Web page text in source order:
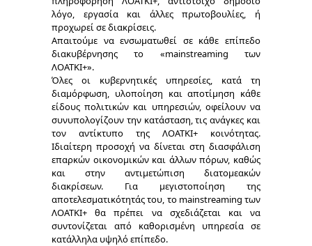
λόγο, εργασία και άλλες πρωτοβουλίες, ή
προχωρεί σε διακρίσεις.
Απαιτούμε να ενσωματωθεί σε κάθε επίπεδο
διακυβέρνησης το «mainstreaming των
ΛΟΑΤΚΙ+».
Όλες οι κυβερνητικές υπηρεσίες, κατά τη
διαμόρφωση, υλοποίηση και αποτίμηση κάθε
είδους πολιτικών και υπηρεσιών, οφείλουν να
συνυπολογίζουν την κατάσταση, τις ανάγκες και
τον αντίκτυπο της ΛΟΑΤΚΙ+ κοινότητας.
Ιδιαίτερη προσοχή να δίνεται στη διασφάλιση
επαρκών οικονομικών και άλλων πόρων, καθώς
και στην αντιμετώπιση διατομεακών
διακρίσεων. Για μεγιστοποίηση της
αποτελεσματικότητάς του, το mainstreaming των
ΛΟΑΤΚΙ+ θα πρέπει να σχεδιάζεται και να
συντονίζεται από καθορισμένη υπηρεσία σε
κατάλληλα υψηλό επίπεδο.